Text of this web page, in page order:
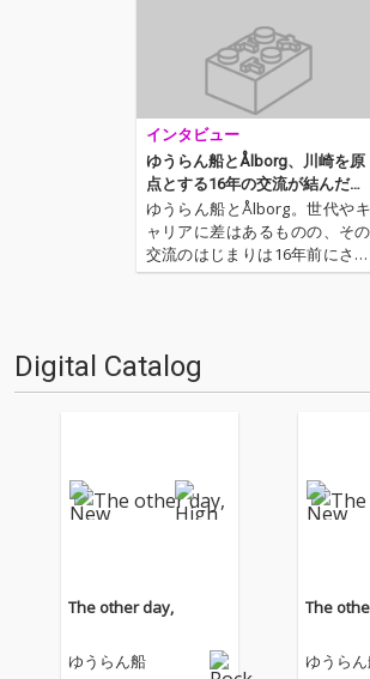
インタビュー
ゆうらん船とÅlborg、川崎を原
点とする16年の交流が結んだ共
作スプリットEP『The other da
y,』
ゆうらん船とÅlborg。世代やキ
ャリアに差はあるものの、その
交流のはじまりは16年前にさか
のぼる。神奈川県・川崎～横浜
がった。 そんな2バンドが3曲入
りスプリットEP『…
Digital Catalog
The other day,
ゆうらん船
The
ゆうら